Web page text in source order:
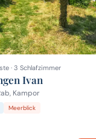
· 3 Schlafzimmer
Ivan
Kampor
Meerblick